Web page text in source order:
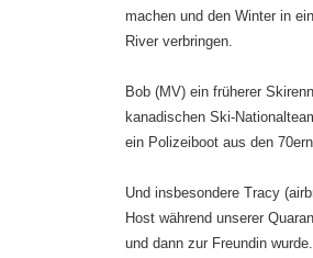
machen und den Winter in
River verbringen.
Bob (MV) ein früherer
kanadischen Ski-
ein Polizeiboot aus den
Und insbesondere Tracy
Host während unserer
und dann zur Freundin